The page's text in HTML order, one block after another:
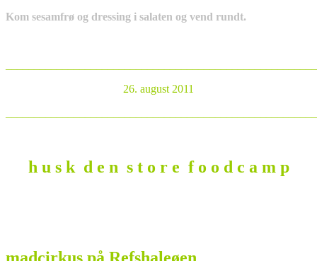
Kom sesamfrø og dressing i salaten og vend rundt.
26. august 2011
h u s k d e n s t o r e f o o d c a m p